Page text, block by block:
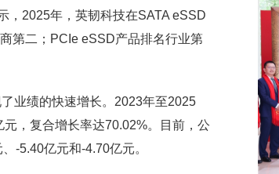
，2025年，英韧科技在SATA eSSD
第二；PCIe eSSD产品排名行业第
业绩的快速增长。2023年至2025
，复合增长率达70.02%。目前，公
-5.40亿元和-4.70亿元。